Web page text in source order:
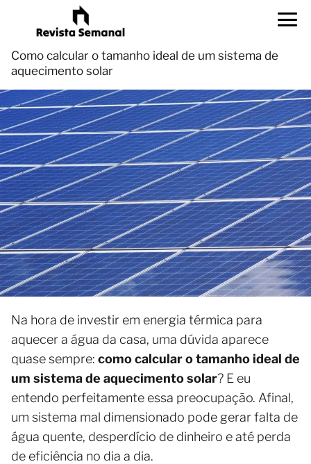
Como calcular o tamanho ideal de um sistema de
aquecimento solar
Na hora de investir em energia térmica para
aquecer a água da casa, uma dúvida aparece
quase sempre: como calcular o tamanho ideal de
um sistema de aquecimento solar? E eu
entendo perfeitamente essa preocupação. Afinal,
um sistema mal dimensionado pode gerar falta de
água quente, desperdício de dinheiro e até perda
de eficiência no dia a dia.